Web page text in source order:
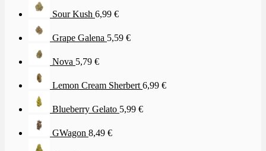
Sour Kush 6,99 €
Grape Galena 5,59 €
Nova 5,79 €
Lemon Cream Sherbert 6,99 €
Blueberry Gelato 5,99 €
GWagon 8,49 €